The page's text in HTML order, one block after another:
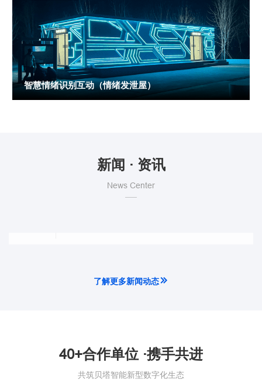
智慧情绪识别互动（情绪发泄屋）
新闻 · 资讯
News Center
了解更多新闻动态
40+合作单位 ·携手共进
共筑贝塔智能新型数字化生态